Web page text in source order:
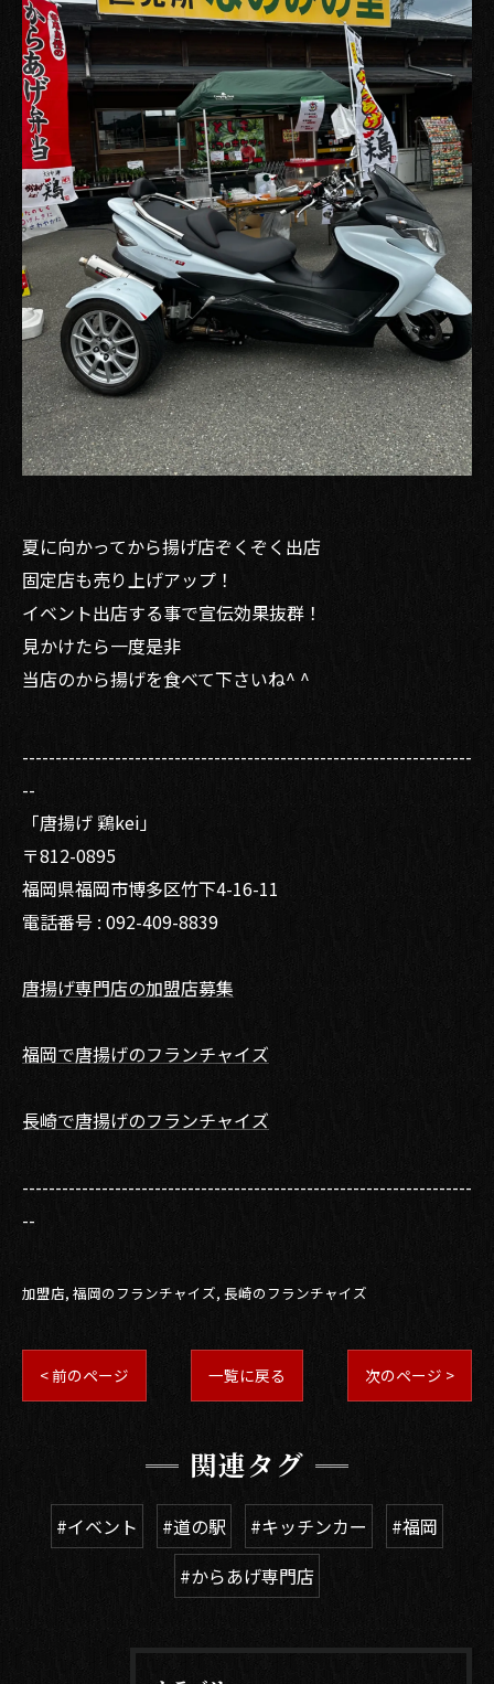
夏に向かってから揚げ店ぞくぞく出店
固定店も売り上げアップ！
イベント出店する事で宣伝効果抜群！
見かけたら一度是非
当店のから揚げを食べて下さいね^ ^
--------------------------------------------------------------------
--
「唐揚げ 鶏kei」
〒812-0895
福岡県福岡市博多区竹下4-16-11
電話番号 : 092-409-8839
唐揚げ専門店の加盟店募集
福岡で唐揚げのフランチャイズ
長崎で唐揚げのフランチャイズ
--------------------------------------------------------------------
--
加盟店 福岡のフランチャイズ 長崎のフランチャイズ
< 前のページ 一覧に戻る 次のページ >
関連タグ
#イベント #道の駅 #キッチンカー
#福岡
#からあげ専門店